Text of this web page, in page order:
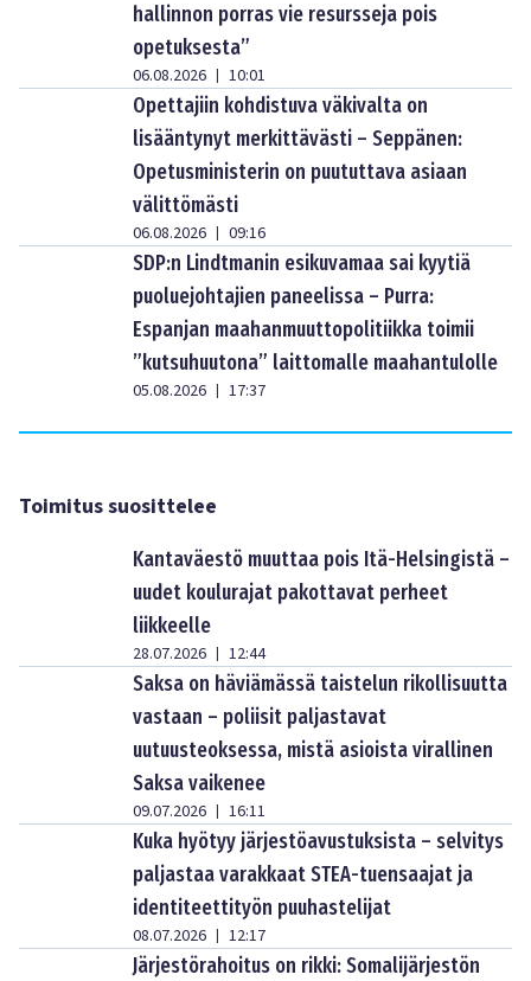
hallinnon porras vie resursseja pois
opetuksesta”
06.08.2026 | 10:01
Opettajiin kohdistuva väkivalta on
lisääntynyt merkittävästi – Seppänen:
Opetusministerin on puututtava asiaan
välittömästi
06.08.2026 | 09:16
SDP:n Lindtmanin esikuvamaa sai kyytiä
puoluejohtajien paneelissa – Purra:
Espanjan maahanmuuttopolitiikka toimii
”kutsuhuutona” laittomalle maahantulolle
05.08.2026 | 17:37
Toimitus suosittelee
Kantaväestö muuttaa pois Itä-Helsingistä –
uudet koulurajat pakottavat perheet
liikkeelle
28.07.2026 | 12:44
Saksa on häviämässä taistelun rikollisuutta
vastaan – poliisit paljastavat
uutuusteoksessa, mistä asioista virallinen
Saksa vaikenee
09.07.2026 | 16:11
Kuka hyötyy järjestöavustuksista – selvitys
paljastaa varakkaat STEA-tuensaajat ja
identiteettityön puuhastelijat
08.07.2026 | 12:17
Järjestörahoitus on rikki: Somalijärjestön